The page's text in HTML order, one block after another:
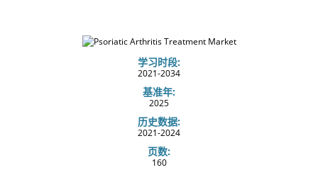
学习时段:
2021-2034
基准年:
2025
历史数据:
2021-2024
页数:
160